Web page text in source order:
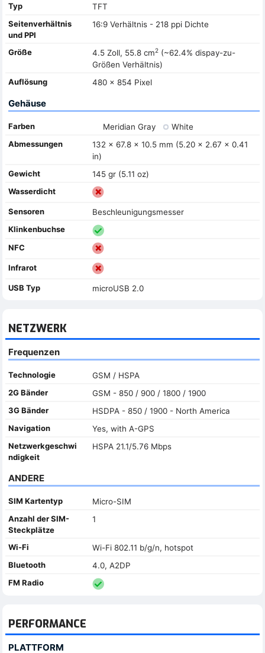
Typ
TFT
Seitenverhältnis
und PPI
16:9 Verhältnis - 218 ppi Dichte
Größe 4.5 Zoll, 55.8 cm2(~62.4% dispay-zu-
Größen Verhältnis)
Auflösung
480 x 854 Pixel
Gehäuse
Farben Meridian Gray
White
Abmessungen
132 x 67.8 x 10.5 mm (5.20 x 2.67 x 0.41
in)
Gewicht
145 gr (5.11 oz)
Wasserdicht
Sensoren
Beschleunigungsmesser
Klinkenbuchse
NFC
Infrarot
USB Typ microUSB 2.0
NETZWERK
Frequenzen
Technologie
GSM / HSPA
2G Bänder
GSM - 850 / 900 / 1800 / 1900
3G Bänder
HSDPA - 850 / 1900 - North America
Navigation
Yes, with A-GPS
Netzwerkgeschwi
ndigkeit
HSPA 21.1/5.76 Mbps
ANDERE
SIM Kartentyp
Micro-SIM
Anzahl der SIM-
Steckplätze
1
Wi-Fi
Wi-Fi 802.11 b/g/n, hotspot
Bluetooth
4.0, A2DP
FM Radio
PERFORMANCE
PLATTFORM